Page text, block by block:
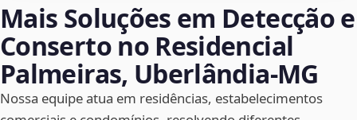
Mais Soluções em Detecção e
Conserto no Residencial
Palmeiras, Uberlândia‑MG
Nossa equipe atua em residências, estabelecimentos